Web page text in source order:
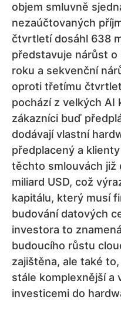
objem smluvně
nezaúčtovaných
čtvrtletí dosáhl 638
představuje nárůst
roku a sekvenční
oproti třetímu
pochází z velkých AI
zákazníci buď
dodávají vlastní
předplacený a
těchto smlouvách již
miliard USD, což
kapitálu, který musí
budování datových
investora to
budoucího růstu
zajištěna, ale také
stále komplexnější a
investicemi do